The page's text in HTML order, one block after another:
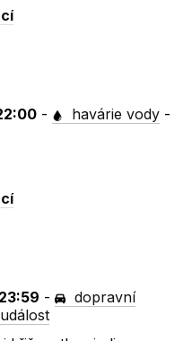
- havárie vody -
-
dopravní